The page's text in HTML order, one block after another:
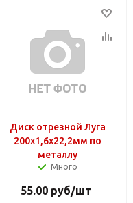
Диск отрезной Луга
200х1,6х22,2мм по
металлу
Много
55.00 руб/шт